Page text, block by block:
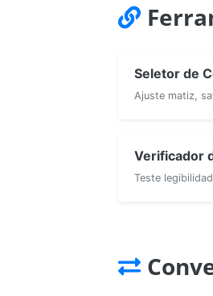
Seletor de
Ajuste matiz,
Verificador
Teste